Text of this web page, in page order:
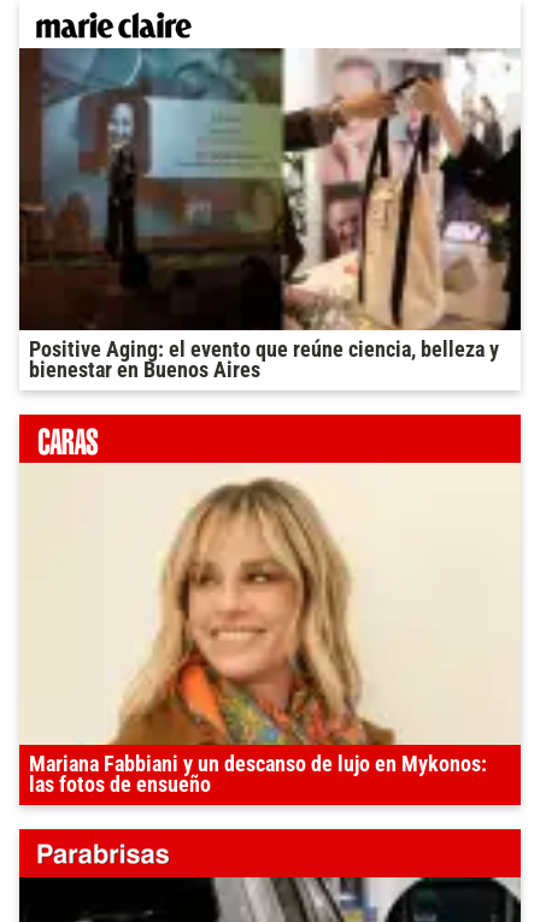
Positive Aging: el evento que reúne ciencia, belleza y
bienestar en Buenos Aires
Mariana Fabbiani y un descanso de lujo en Mykonos:
las fotos de ensueño